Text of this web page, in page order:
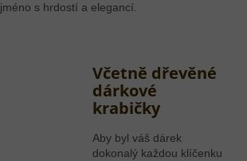
jméno s hrdostí a elegancí.
Včetně dřevěné
dárkové
krabičky
Aby byl váš dárek
dokonalý každou klíčenku